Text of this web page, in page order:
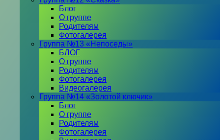
Блог
О группе
Родителям
Фотогалерея
Группа №13 «Непоседы»
БЛОГ
О группе
Родителям
Фотогалерея
Видеогалерея
Группа №14 «Золотой ключик»
Блог
О группе
Родителям
Фотогалерея